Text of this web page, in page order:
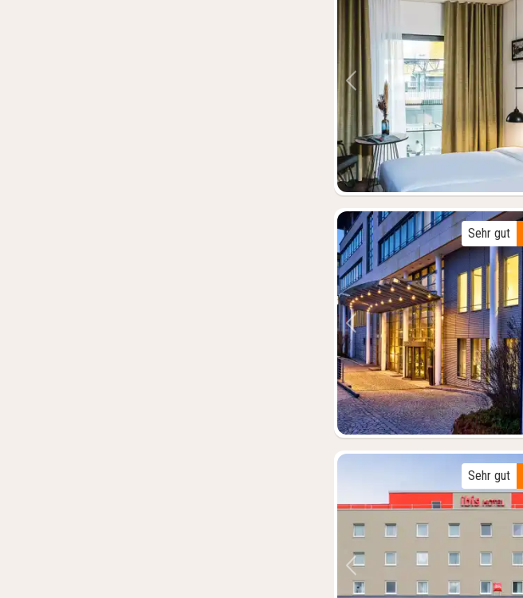
Vorheriges Bild
Vorheriges Bild
Sehr gut
Vorheriges Bild
Sehr gut